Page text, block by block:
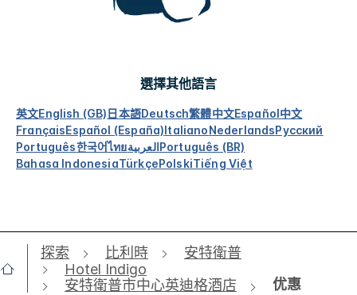
選擇其他語言
英文English (GB)日本語Deutsch繁體中文Español中文
FrançaisEspañol (España)ItalianoNederlandsРусский
Português한국어ไทยالعربيةPortuguês (BR)
Bahasa IndonesiaTürkçePolskiTiếng Việt
探索 比利時
安特衛普
Hotel Indigo
安特衛普市中心英迪格酒店
优惠